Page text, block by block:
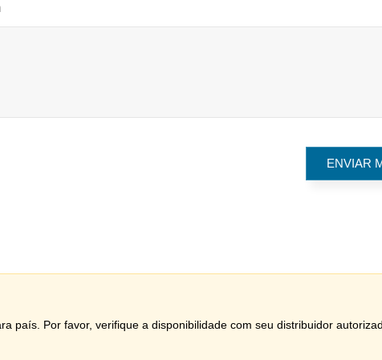
país. Por favor, verifique a disponibilidade com seu distribuidor